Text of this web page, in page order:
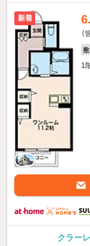
新着
（
敷
1
クラー